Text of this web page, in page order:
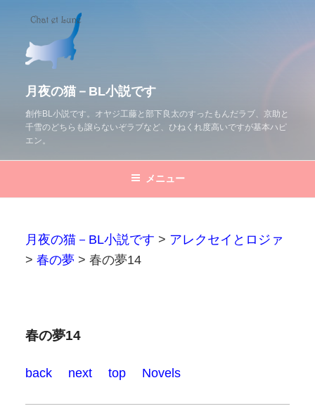
月夜の猫－BL小説です
創作BL小説です。オヤジ工藤と部下良太のすったもんだラブ、京助と
千雪のどちらも譲らないぞラブなど、ひねくれ度高いですが基本ハピ
エン。
メニュー
月夜の猫－BL小説です > アレクセイとロジァ
> 春の夢 > 春の夢14
春の夢14
back next top Novels